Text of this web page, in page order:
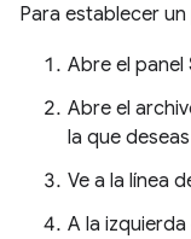
Para establecer
Abre el panel
Abre el
la que
Ve a la línea
A la